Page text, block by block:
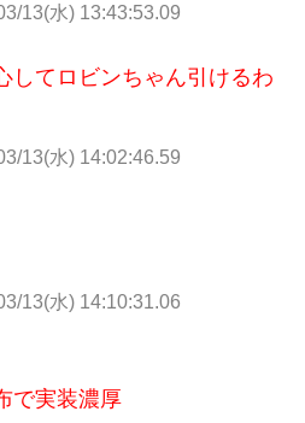
13(水) 13:43:53.09
してロビンちゃん引けるわ
13(水) 14:02:46.59
13(水) 14:10:31.06
で実装濃厚